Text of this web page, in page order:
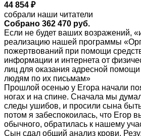
44 854 ₽
собрали наши читатели
Собрано 362 470 руб.
Если не будет ваших возражений,
реализацию нашей программы
пожертвований при помощи
информации и интернета от
лиц для оказания адресной
людям по их письмам»
Прошлой осенью у Егора начали
ногах и на спине. Сначала мы
следы ушибов, и просили сына
потом я забеспокоилась, что Егор
обычного, обратилась к нашему
Сын сдал общий анализ крови.